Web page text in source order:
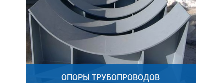
ОПОРЫ ТРУБОПРОВОДОВ